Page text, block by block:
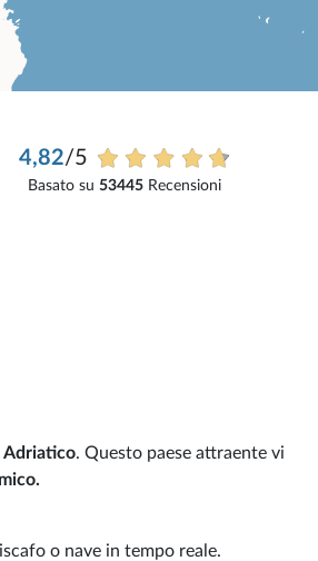
4,82/5
Basato su53445 Recensioni
Adriatico. Questo paese attraente vi
o nave in tempo reale.